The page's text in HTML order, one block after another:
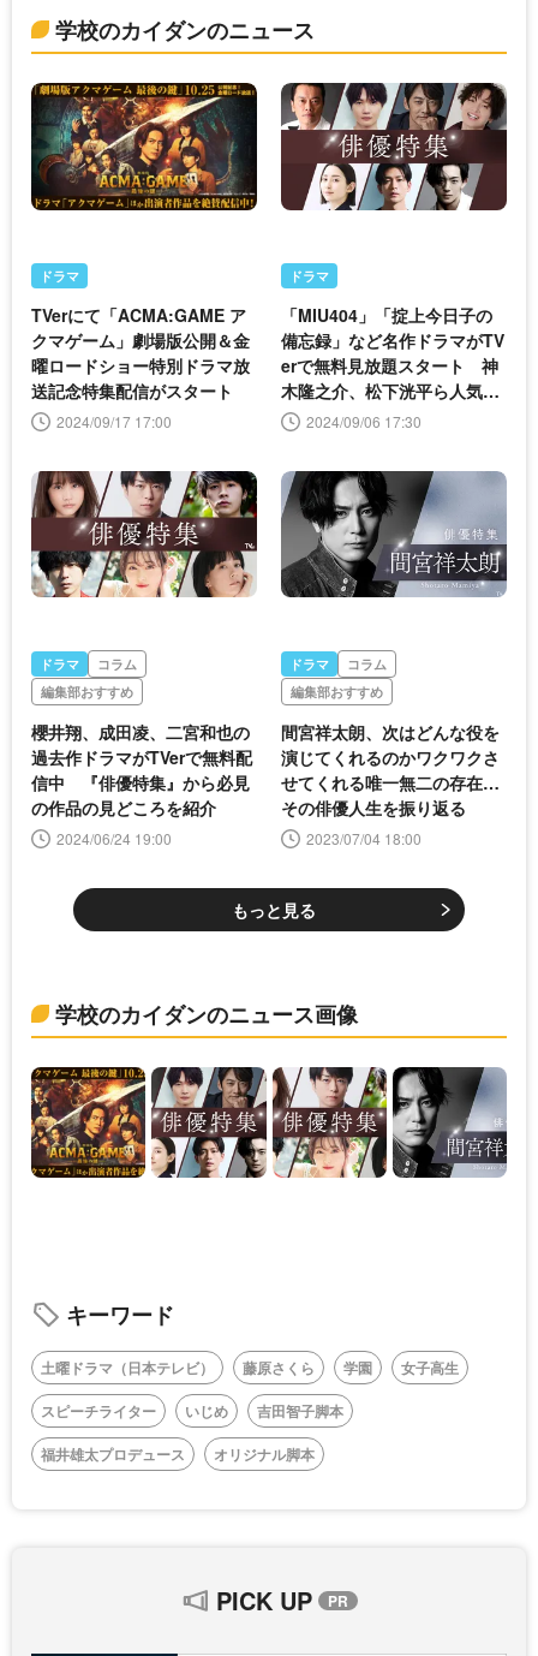
学校のカイダンのニュース
ドラマ
TVerにて「ACMA:GAME ア
クマゲーム」劇場版公開＆金
曜ロードショー特別ドラマ放
送記念特集配信がスタート
2024/09/17 17:00
ドラマ
「MIU404」「掟上今日子の
備忘録」など名作ドラマがTV
erで無料見放題スタート 神
木隆之介、松下洸平ら人気俳
優7人をピックアップした
2024/09/06 17:30
ドラマ
コラム
編集部おすすめ
櫻井翔、成田凌、二宮和也の
過去作ドラマがTVerで無料配
信中 『俳優特集』から必見
の作品の見どころを紹介
2024/06/24 19:00
ドラマ
コラム
編集部おすすめ
間宮祥太朗、次はどんな役を
演じてくれるのかワクワクさ
せてくれる唯一無二の存在…
その俳優人生を振り返る
2023/07/04 18:00
もっと見る
学校のカイダンのニュース画像
キーワード
土曜ドラマ（日本テレビ） 藤原さくら 学園
女子高生
スピーチライター
いじめ
吉田智子脚本
福井雄太プロデュース
オリジナル脚本
PICK UP